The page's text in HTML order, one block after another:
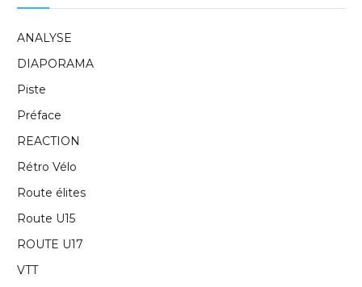
ANALYSE
DIAPORAMA
Piste
Préface
REACTION
Rétro Vélo
Route élites
Route U15
ROUTE U17
VTT